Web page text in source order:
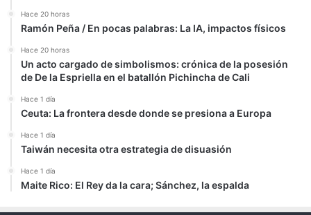
Hace 20 horas
Ramón Peña / En pocas palabras: La IA, impactos físicos
Hace 20 horas
Un acto cargado de simbolismos: crónica de la posesión
de De la Espriella en el batallón Pichincha de Cali
Hace 1 día
Ceuta: La frontera desde donde se presiona a Europa
Hace 1 día
Taiwán necesita otra estrategia de disuasión
Hace 1 día
Maite Rico: El Rey da la cara; Sánchez, la espalda